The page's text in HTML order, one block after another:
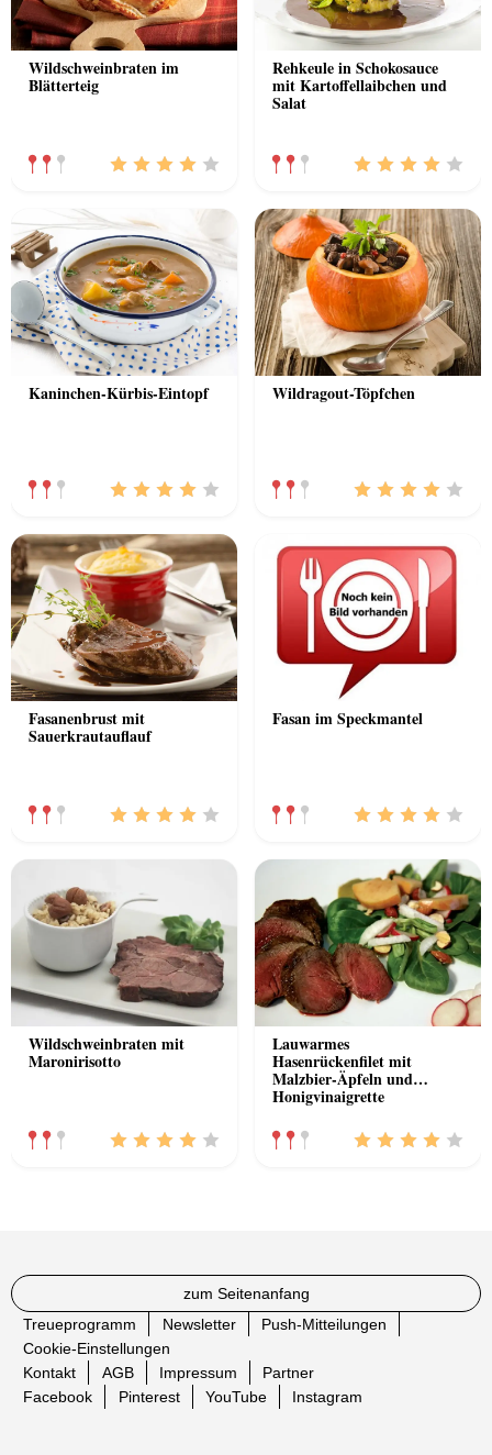
Wildschweinbraten im
Blätterteig
Rehkeule in Schokosauce
mit Kartoffellaibchen und
Salat
Kaninchen-Kürbis-Eintopf Wildragout-Töpfchen
Fasanenbrust mit
Sauerkrautauflauf
Fasan im Speckmantel
Wildschweinbraten mit
Maronirisotto
Lauwarmes
Hasenrückenfilet mit
Malzbier-Äpfeln und
Honigvinaigrette
zum Seitenanfang
Treueprogramm
Newsletter
Push-Mitteilungen
Cookie-Einstellungen
Kontakt
AGB Impressum
Partner
Facebook
Pinterest YouTube Instagram